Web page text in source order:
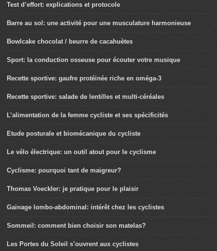
Test d’effort: explications et protocole
Barre au sol: une activité pour une musculature harmonieuse
Bowlcake chocolat / beurre de cacahuètes
Sport: la conduction osseuse pour écouter votre musique
Recette sportive: gaufre protéinée riche en oméga-3
Recette sportive: salade de lentilles et multi-céréales
L’alimentation de la femme cycliste et ses spécificités
Etude posturale et biomécanique du cycliste
Le vélo électrique: un outil atout pour le cyclisme
Cyclisme: pourquoi tant de maigreur?
Thomas Voeckler: je pratique pour le plaisir
Gainage lombo-abdominal: intérêt chez les cyclistes
Sommeil: comment bien choisir son matelas?
Les Portes du Soleil s’ouvrent aux cyclistes